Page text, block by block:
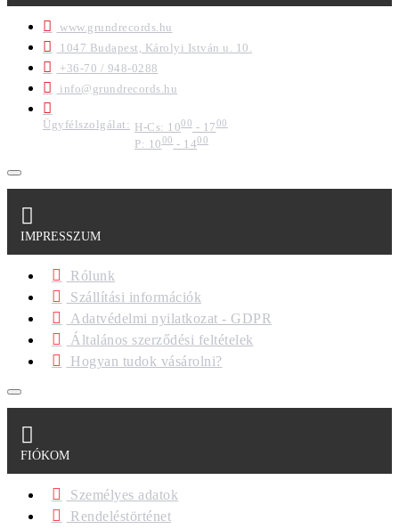
www.grundrecords.hu
1047 Budapest, Károlyi István u. 10.
+36-70 / 948-0288
info@grundrecords.hu
Ügyfélszolgálat: H-Cs: 1000 - 1700
P: 1000- 1400
IMPRESSZUM
Rólunk
Szállítási információk
Adatvédelmi nyilatkozat - GDPR
Általános szerződési feltételek
Hogyan tudok vásárolni?
FIÓKOM
Személyes adatok
Rendeléstörténet